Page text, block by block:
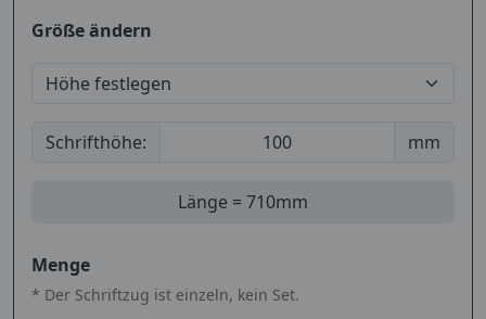
Größe ändern
Schrifthöhe: mm
Länge = 710mm
Menge
* Der Schriftzug ist einzeln, kein Set.